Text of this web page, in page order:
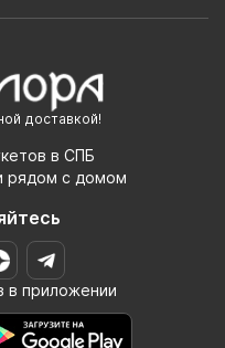
доставкой!
в СПБ
рядом с домом
в приложении